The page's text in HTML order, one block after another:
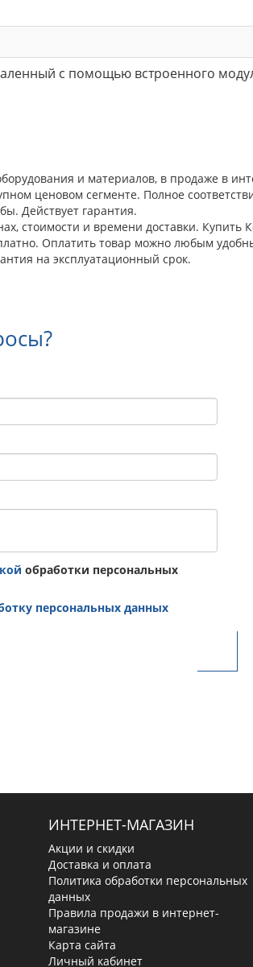
с помощью встроенного
и материалов, в продаже в
ценовом сегменте. Полное
Действует гарантия.
стоимости и времени доставки. Купить
Оплатить товар можно любым
на эксплуатационный срок.
обработки персональных
персональных данных
ИНТЕРНЕТ-МАГАЗИН
Акции и скидки
Доставка и оплата
Политика обработки персональных
данных
Правила продажи в интернет-
магазине
Карта сайта
Личный кабинет